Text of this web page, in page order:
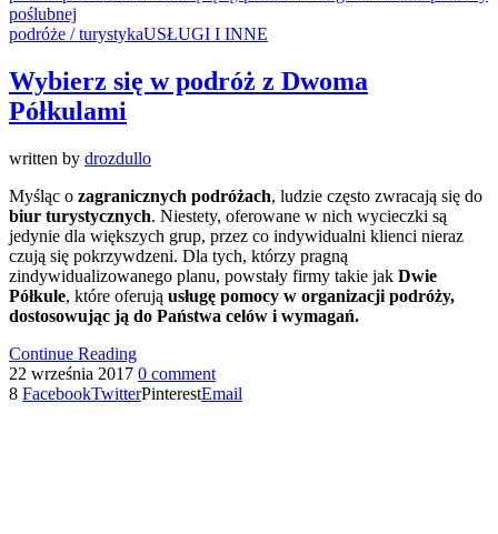
podróże / turystykaUSŁUGI I INNE
Wybierz się w podróż z Dwoma
Półkulami
written by drozdullo
Myśląc o zagranicznych podróżach, ludzie często zwracają się do
biur turystycznych. Niestety, oferowane w nich wycieczki są
jedynie dla większych grup, przez co indywidualni klienci nieraz
czują się pokrzywdzeni. Dla tych, którzy pragną
zindywidualizowanego planu, powstały firmy takie jak Dwie
Półkule, które oferują usługę pomocy w organizacji podróży,
dostosowując ją do Państwa celów i wymagań.
Continue Reading
22 września 2017 0 comment
8 FacebookTwitterPinterestEmail